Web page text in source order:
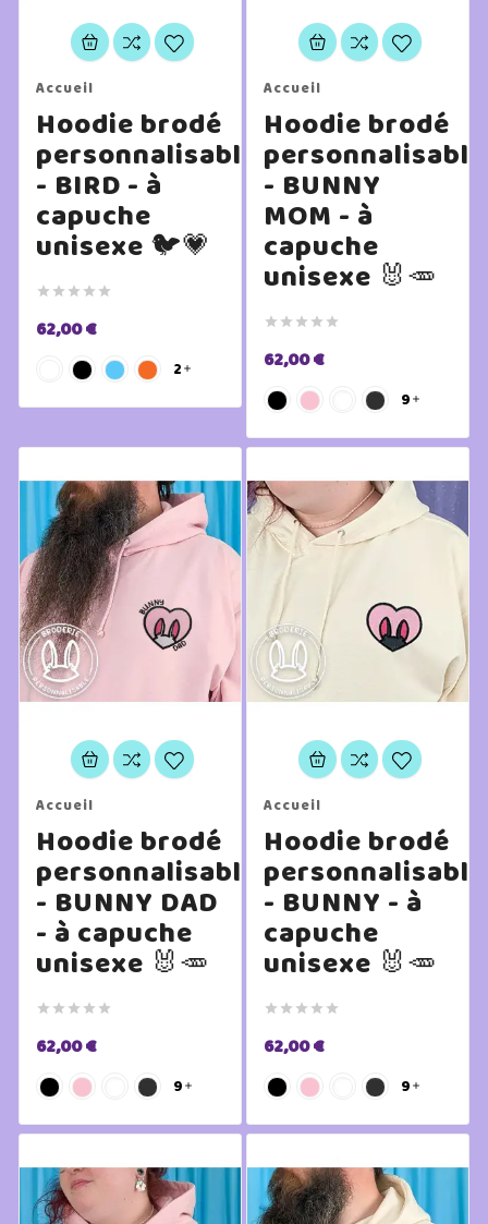
Accueil
Hoodie brodé
personnalisable
- BIRD - à
capuche
unisexe 🐦💗
    
62,00 €
2 
Accueil
Hoodie brodé
personnalisable
- BUNNY
MOM - à
capuche
unisexe 🐰🥕
    
62,00 €
9 
Accueil
Hoodie brodé
personnalisable
- BUNNY DAD
- à capuche
unisexe 🐰🥕
    
62,00 €
9 
Accueil
Hoodie brodé
personnalisable
- BUNNY - à
capuche
unisexe 🐰🥕
    
62,00 €
9 